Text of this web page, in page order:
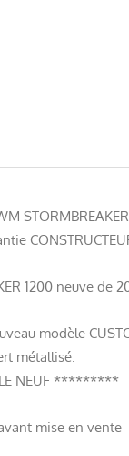
1200 neuve de
modèle
métallisé.
NEUF *********
mise en vente